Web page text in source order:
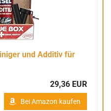
und Additiv für
29,36 EUR
Bei Amazon kaufen